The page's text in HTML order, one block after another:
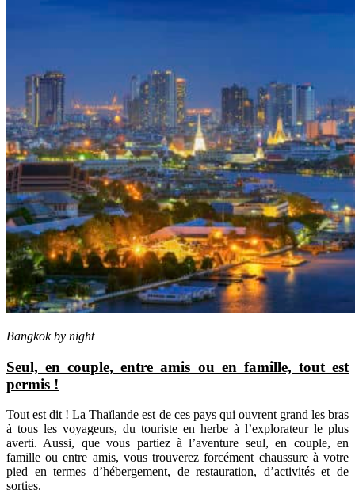
Bangkok by night
Seul, en couple, entre amis ou en famille, tout est
permis !
Tout est dit ! La Thaïlande est de ces pays qui ouvrent grand les bras
à tous les voyageurs, du touriste en herbe à l’explorateur le plus
averti. Aussi, que vous partiez à l’aventure seul, en couple, en
famille ou entre amis, vous trouverez forcément chaussure à votre
pied en termes d’hébergement, de restauration, d’activités et de
sorties.